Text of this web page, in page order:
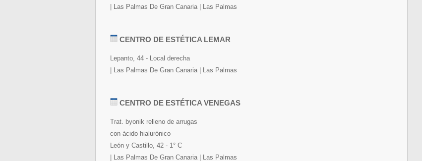
| Las Palmas De Gran Canaria | Las Palmas
CENTRO DE ESTÉTICA LEMAR
Lepanto, 44 - Local derecha
| Las Palmas De Gran Canaria | Las Palmas
CENTRO DE ESTÉTICA VENEGAS
Trat. byonik relleno de arrugas
con ácido hialurónico
León y Castillo, 42 - 1° C
| Las Palmas De Gran Canaria | Las Palmas